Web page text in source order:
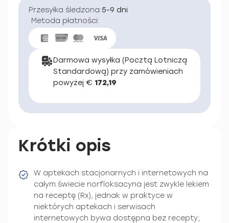
Przesyłka śledzona:5-9 dni
Metoda płatności:
Darmowa wysyłka (Pocztą Lotniczą
Standardową) przy zamówieniach
powyżej € 172,19
Krótki opis
W aptekach stacjonarnych i internetowych na
całym świecie norfloksacyna jest zwykle lekiem
na receptę (Rx), jednak w praktyce w
niektórych aptekach i serwisach
internetowych bywa dostępna bez recepty;